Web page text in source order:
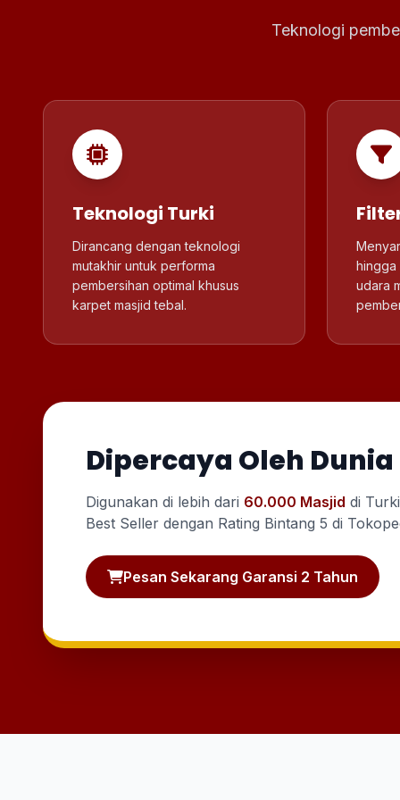
Teknologi
Teknologi Turki
Dirancang dengan teknologi
mutakhir untuk performa
pembersihan optimal khusus
karpet masjid tebal.
hingga
udara
Dipercaya Oleh Dunia
Digunakan di lebih dari 60.000 Masjid di
Best Seller dengan Rating Bintang 5 di
Pesan Sekarang Garansi 2 Tahun